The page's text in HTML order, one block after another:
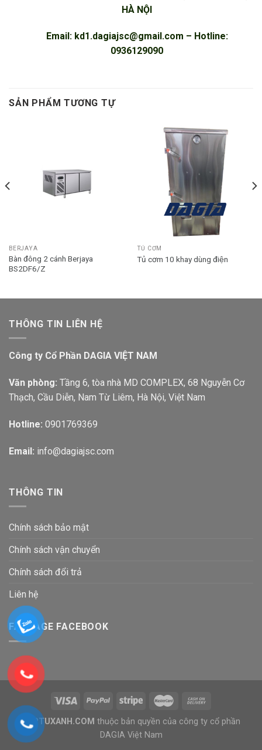
HÀ NỘI
Email: kd1.dagiajsc@gmail.com – Hotline:
0936129090
SẢN PHẨM TƯƠNG TỰ
BERJAYA
Bàn đông 2 cánh Berjaya
BS2DF6/Z
TỦ CƠM
Tủ cơm 10 khay dùng điện
THÔNG TIN LIÊN HỆ
Công ty Cổ Phần DAGIA VIỆT NAM
Văn phòng: Tầng 6, tòa nhà MD COMPLEX, 68 Nguyễn Cơ
Thạch, Cầu Diễn, Nam Từ Liêm, Hà Nội, Việt Nam
Hotline: 0901769369
Email: info@dagiajsc.com
THÔNG TIN
Chính sách bảo mật
Chính sách vận chuyển
Chính sách đổi trả
Liên hệ
FANPAGE FACEBOOK
BEPTUXANH.COM thuộc bản quyền của công ty cổ phần
DAGIA Việt Nam